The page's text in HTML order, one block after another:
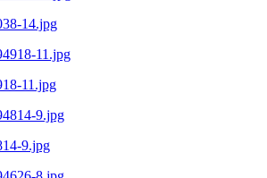
14.jpg
11.jpg
9.jpg